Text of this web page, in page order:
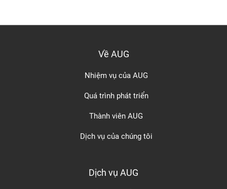
Về AUG
Nhiệm vụ của AUG
Quá trình phát triển
Thành viên AUG
Dịch vụ của chúng tôi
Dịch vụ AUG